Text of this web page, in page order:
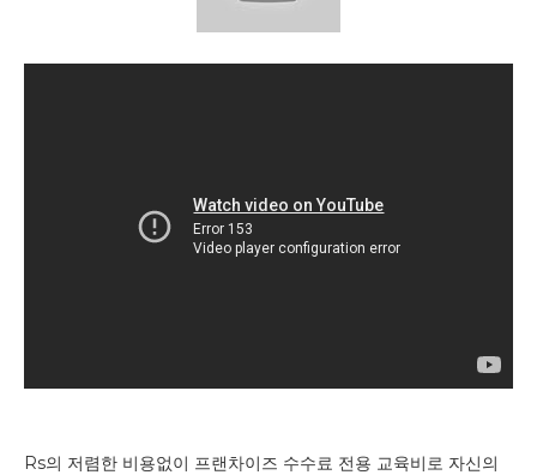
Rs의 저렴한 비용없이 프랜차이즈 수수료 전용 교육비로 자신의